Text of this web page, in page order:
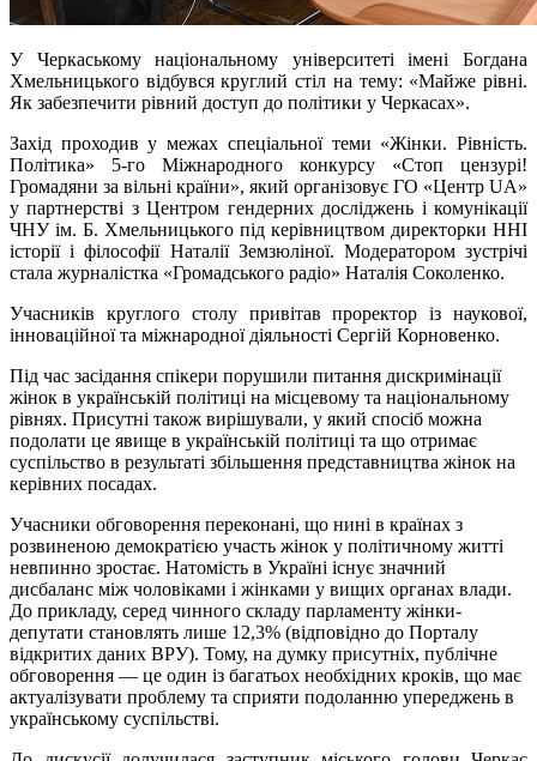
У Черкаському національному університеті імені Богдана
Хмельницького відбувся круглий стіл на тему: «Майже рівні.
Як забезпечити рівний доступ до політики у Черкасах».
Захід проходив у межах спеціальної теми «Жінки. Рівність.
Політика» 5-го Міжнародного конкурсу «Стоп цензурі!
Громадяни за вільні країни», який організовує ГО «Центр UA»
у партнерстві з Центром гендерних досліджень і комунікації
ЧНУ ім. Б. Хмельницького під керівництвом директорки ННІ
історії і філософії Наталії Земзюліної. Модератором зустрічі
стала журналістка «Громадського радіо» Наталія Соколенко.
Учасників круглого столу привітав проректор із наукової,
інноваційної та міжнародної діяльності Сергій Корновенко.
Під час засідання спікери порушили питання дискримінації
жінок в українській політиці на місцевому та національному
рівнях. Присутні також вирішували, у який спосіб можна
подолати це явище в українській політиці та що отримає
суспільство в результаті збільшення представництва жінок на
керівних посадах.
Учасники обговорення переконані, що нині в країнах з
розвиненою демократією участь жінок у політичному житті
невпинно зростає. Натомість в Україні існує значний
дисбаланс між чоловіками і жінками у вищих органах влади.
До прикладу, серед чинного складу парламенту жінки-
депутати становлять лише 12,3% (відповідно до Порталу
відкритих даних ВРУ). Тому, на думку присутніх, публічне
обговорення — це один із багатьох необхідних кроків, що має
актуалізувати проблему та сприяти подоланню упереджень в
українському суспільстві.